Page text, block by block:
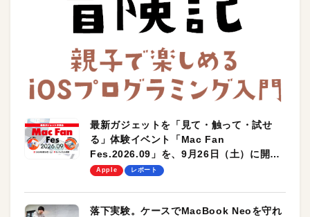
最新ガジェットを「見て・触って・試せ
る」体験イベント「Mac Fan
Fes.2026.09」を、9月26日（土）に開催
します！
Apple レポート
落下実験。ケースでMacBook Neoを守れ